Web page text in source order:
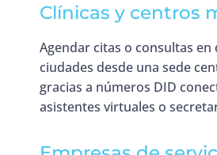
Clínicas y centros
Agendar citas o consultas en
ciudades desde una sede
gracias a números DID
asistentes virtuales o